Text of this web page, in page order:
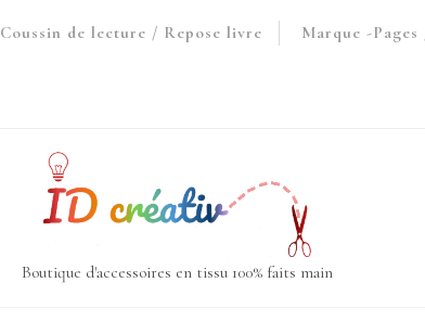
Coussin de lecture / Repose livre
Marque -
Boutique d'accessoires en tissu 100% faits main